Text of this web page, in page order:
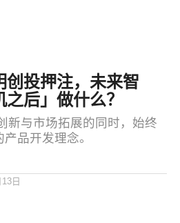
创投押注，未来智
后」做什么？
新与市场拓展的同时，始终
品开发理念。
日